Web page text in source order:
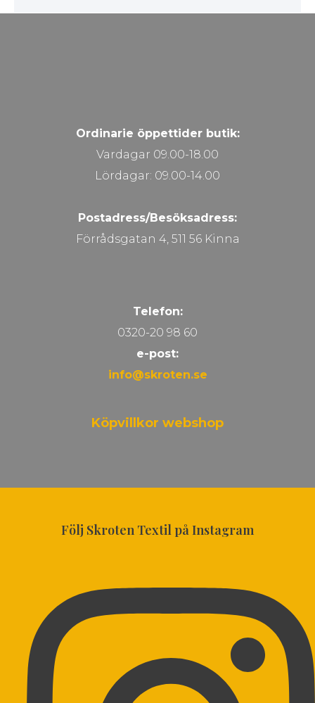
Ordinarie öppettider butik:
Vardagar 09.00-18.00
Lördagar: 09.00-14.00
Postadress/Besöksadress:
Förrådsgatan 4, 511 56 Kinna
Telefon:
0320-20 98 60
e-post:
info@skroten.se
Köpvillkor webshop
Följ Skroten Textil på Instagram